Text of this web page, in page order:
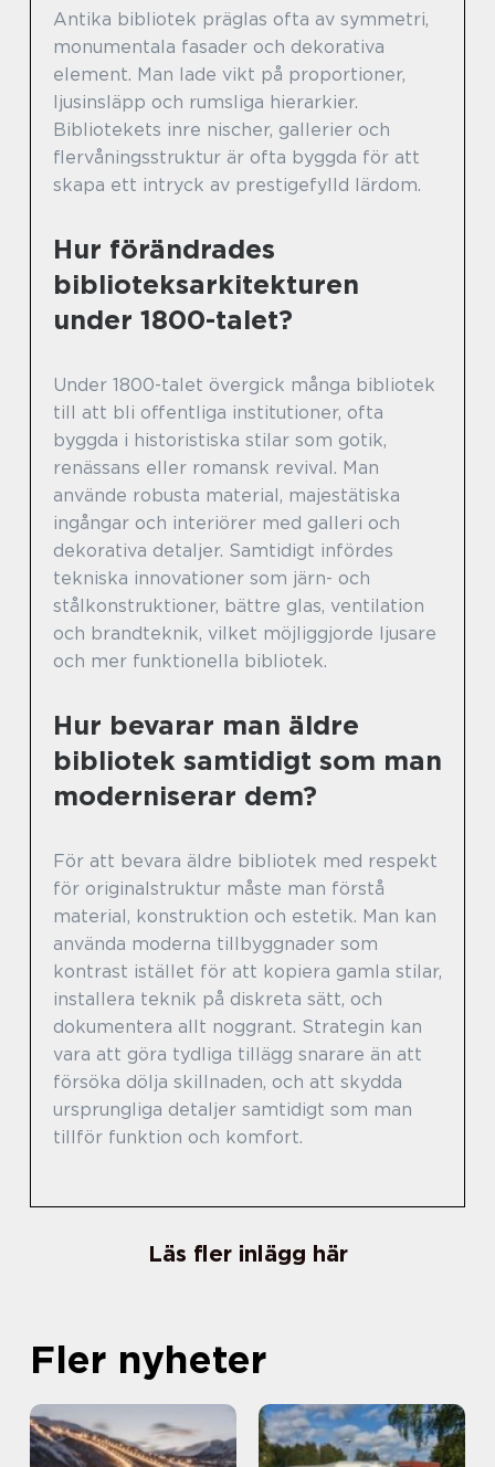
Antika bibliotek präglas ofta av symmetri,
monumentala fasader och dekorativa
element. Man lade vikt på proportioner,
ljusinsläpp och rumsliga hierarkier.
Bibliotekets inre nischer, gallerier och
flervåningsstruktur är ofta byggda för att
skapa ett intryck av prestigefylld lärdom.
Hur förändrades
biblioteksarkitekturen
under 1800-talet?
Under 1800-talet övergick många bibliotek
till att bli offentliga institutioner, ofta
byggda i historistiska stilar som gotik,
renässans eller romansk revival. Man
använde robusta material, majestätiska
ingångar och interiörer med galleri och
dekorativa detaljer. Samtidigt infördes
tekniska innovationer som järn- och
stålkonstruktioner, bättre glas, ventilation
och brandteknik, vilket möjliggjorde ljusare
och mer funktionella bibliotek.
Hur bevarar man äldre
bibliotek samtidigt som man
moderniserar dem?
För att bevara äldre bibliotek med respekt
för originalstruktur måste man förstå
material, konstruktion och estetik. Man kan
använda moderna tillbyggnader som
kontrast istället för att kopiera gamla stilar,
installera teknik på diskreta sätt, och
dokumentera allt noggrant. Strategin kan
vara att göra tydliga tillägg snarare än att
försöka dölja skillnaden, och att skydda
ursprungliga detaljer samtidigt som man
tillför funktion och komfort.
Läs fler inlägg här
Fler nyheter